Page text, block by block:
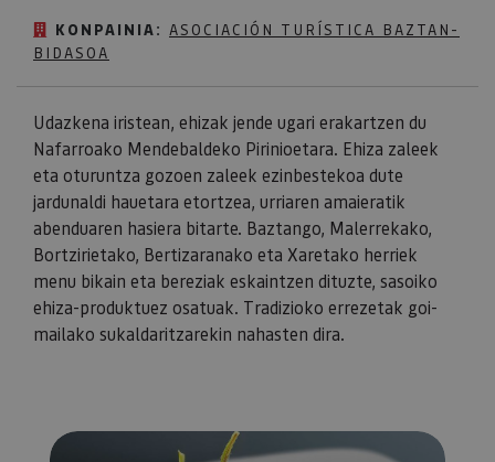
KONPAINIA: ASOCIACIÓN TURÍSTICA BAZTAN-
BIDASOA
Udazkena iristean, ehizak jende ugari erakartzen du
Nafarroako Mendebaldeko Pirinioetara. Ehiza zaleek
eta oturuntza gozoen zaleek ezinbestekoa dute
jardunaldi hauetara etortzea, urriaren amaieratik
abenduaren hasiera bitarte. Baztango, Malerrekako,
Bortzirietako, Bertizaranako eta Xaretako herriek
menu bikain eta bereziak eskaintzen dituzte, sasoiko
ehiza-produktuez osatuak. Tradizioko errezetak goi-
mailako sukaldaritzarekin nahasten dira.